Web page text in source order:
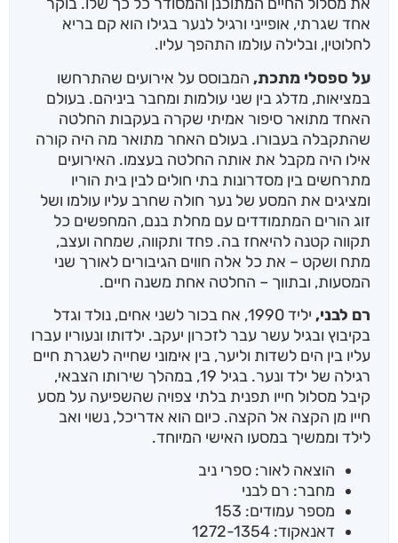
אחד שגרתי, אופייני ורגיל לנער בגילו הוא קם בריא
לחלוטין, ובלילה עולמו התהפך עליו.
על ספסלי מתכת, המבוסס על אירועים שהתרחשו
במציאות, מדלג בין שני עולמות ומחבר ביניהם. בעולם
האחד מתואר סיפור אמיתי שקרה בעקבות החלטה
שהתקבלה בעבורו. בעולם האחר מתואר מה היה קורה
אילו היה מקבל את אותה החלטה בעצמו. האירועים
מתרחשים בין מסדרונות בתי חולים לבין בית הוריו
ומציגים את המסע של נער חולה שחרב עליו עולמו ושל
זוג הורים המתמודדים עם מחלת בנם, המחפשים כל
תקווה קטנה להיאחז בה. פחד ותקווה, שמחה ועצב,
מתח ושקט – את כל אלה חווים הגיבורים לאורך שני
המסעות, ובתווך – החלטה אחת משנה חיים.
רם לבני,
יליד 1990, אח בכור לשני אחים, נולד וגדל
בקיבוץ ובגיל עשר עבר לזכרון יעקב. ילדותו ונעוריו עברו
עליו בין הים לשדות וליער, בין אימוני שחייה לשגרת חיים
רגילה של ילד ונער. בגיל 19, במהלך שירותו הצבאי,
קיבל מסלול חייו תפנית בלתי צפויה שהשפיעה על מסע
חייו מן הקצה אל הקצה. כיום הוא אדריכל, נשוי ואב
לילד וממשיך במסעו האישי המיוחד.
הוצאה לאור: ספרי ניב
מחבר: רם לבני
מספר עמודים: 153
דאנאקוד: 1272-1354